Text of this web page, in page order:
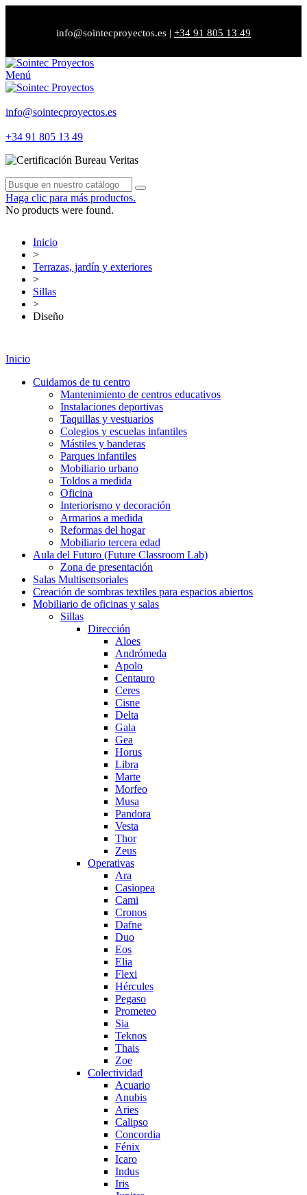
info@sointecproyectos.es | +34 91 805 13 49
Menú
info@sointecproyectos.es
+34 91 805 13 49
Haga clic para más productos.
No products were found.
Inicio
>
Terrazas, jardín y exteriores
>
Sillas
>
Diseño
Inicio
Cuidamos de tu centro
Mantenimiento de centros educativos
Instalaciones deportivas
Taquillas y vestuarios
Colegios y escuelas infantiles
Mástiles y banderas
Parques infantiles
Mobiliario urbano
Toldos a medida
Oficina
Interiorismo y decoración
Armarios a medida
Reformas del hogar
Mobiliario tercera edad
Aula del Futuro (Future Classroom Lab)
Zona de presentación
Salas Multisensoriales
Creación de sombras textiles para espacios abiertos
Mobiliario de oficinas y salas
Sillas
Dirección
Aloes
Andrómeda
Apolo
Centauro
Ceres
Cisne
Delta
Gala
Gea
Horus
Libra
Marte
Morfeo
Musa
Pandora
Vesta
Thor
Zeus
Operativas
Ara
Casiopea
Cami
Cronos
Dafne
Duo
Eos
Elia
Flexi
Hércules
Pegaso
Prometeo
Sia
Teknos
Thais
Zoe
Colectividad
Acuario
Anubis
Aries
Calipso
Concordia
Fénix
Icaro
Indus
Iris